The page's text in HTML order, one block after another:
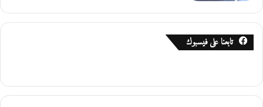
ي
ا
ب
تابعنا على فيسبوك